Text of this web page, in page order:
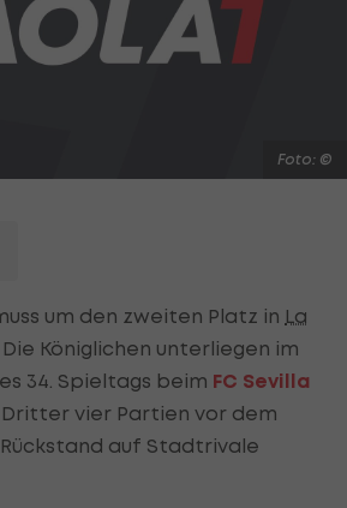
Foto: ©
um den zweiten Platz in La
Königlichen unterliegen im
34. Spieltags beim FC Sevilla
Dritter vier Partien vor dem
auf Stadtrivale